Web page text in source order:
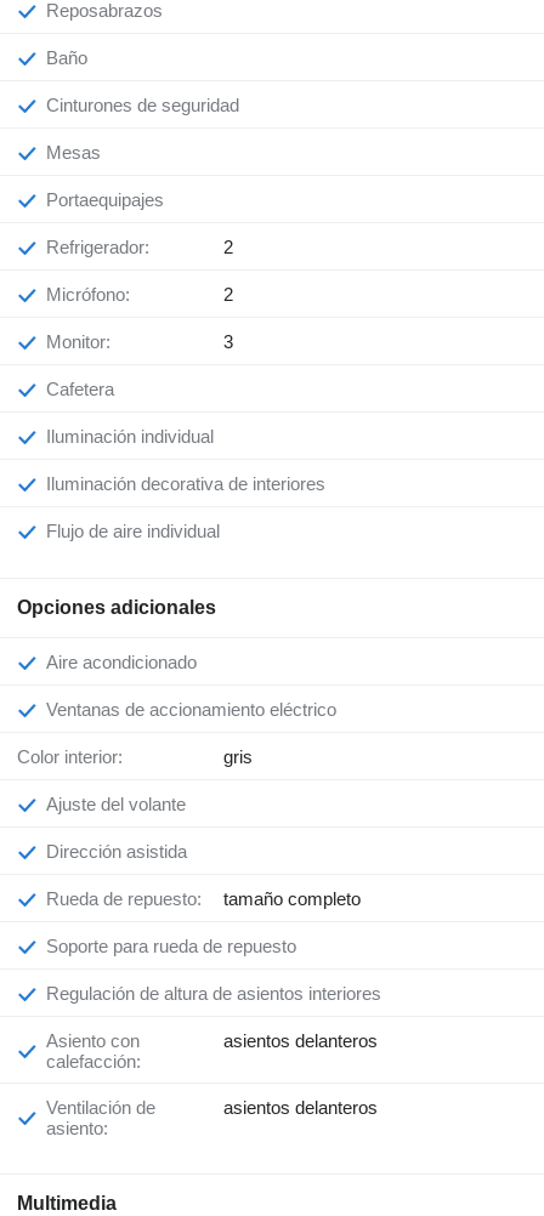
Reposabrazos
Baño
Cinturones de seguridad
Mesas
Portaequipajes
Refrigerador: 2
Micrófono: 2
Monitor: 3
Cafetera
Iluminación individual
Iluminación decorativa de interiores
Flujo de aire individual
Opciones adicionales
Aire acondicionado
Ventanas de accionamiento eléctrico
Color interior: gris
Ajuste del volante
Dirección asistida
Rueda de repuesto: tamaño completo
Soporte para rueda de repuesto
Regulación de altura de asientos interiores
Asiento con
calefacción:
asientos delanteros
Ventilación de
asiento:
asientos delanteros
Multimedia